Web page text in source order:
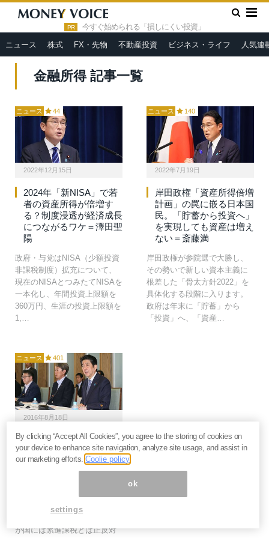
PR 今すぐ始められる「損しにくい投資」
ニュース 株式 FX・先物 不動産投資 ビジネス・ライフ 人気連
HOME » 金融所得
金融所得 記事一覧
ニュース 44
2022年12月15日
2024年「新NISA」で若
者の資産所得が倍増す
る？制度浸透が経済成長
につながるワケ＝澤田聖
陽
政府・与党はNISA（少額投資
非課税制度）拡充について、
現在のNISAとつみたてNISAを
一本化し、年間投資上限額を
360万円、生涯の投資上限額を
1,…
ニュース 140
2022年7月19日
岸田政権「資産所得倍増
計画」の罠に嵌る日本国
民。「貯蓄から投資へ」
を実現しても資産は増え
ない＝斎藤満
岸田政権が参院選で大勝し、
その勢いで新しい資本主義に
根差した「骨太方針2022」を
具体化する段階に入ります。
政府は年末に「貯蓄」から
「投資」へ、「資産…
ニュース 401
2016年8月18日
アベノミクスの好循環を
加速するための「格差是
正・税制」＝内閣官房参
差是正・税制」の導入が必要
が国には累進課税とは正反対
By clicking “Accept All Cookies”, you agree to the storing of cookies on
your device to enhance site navigation, analyze site usage, and assist in
our marketing efforts.Coolie policy
ok
settings